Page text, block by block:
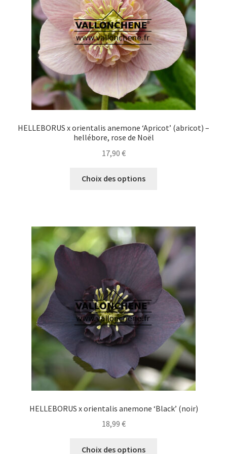
choisies
sur
la
page
du
produit
HELLEBORUS x orientalis anemone ‘Apricot’ (abricot) –
hellébore, rose de Noël
17,90 €
Choix des options
Les
options
peuvent
être
choisies
sur
page
produit
HELLEBORUS x orientalis anemone ‘Black’ (noir)
18,99 €
Choix des options